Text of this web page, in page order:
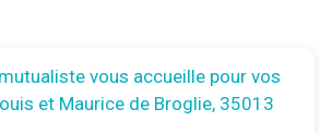
vous accueille pour vos
et Maurice de Broglie, 35013